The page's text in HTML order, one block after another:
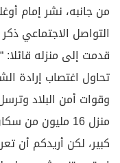
من جانبه، نشر إمام
التواصل الاجتماعي
قدمت إلى منزله
تحاول اغتصاب إرادة
وقوات أمن البلاد
منزل 16 مليون
كبير، لكن أريدكم أن